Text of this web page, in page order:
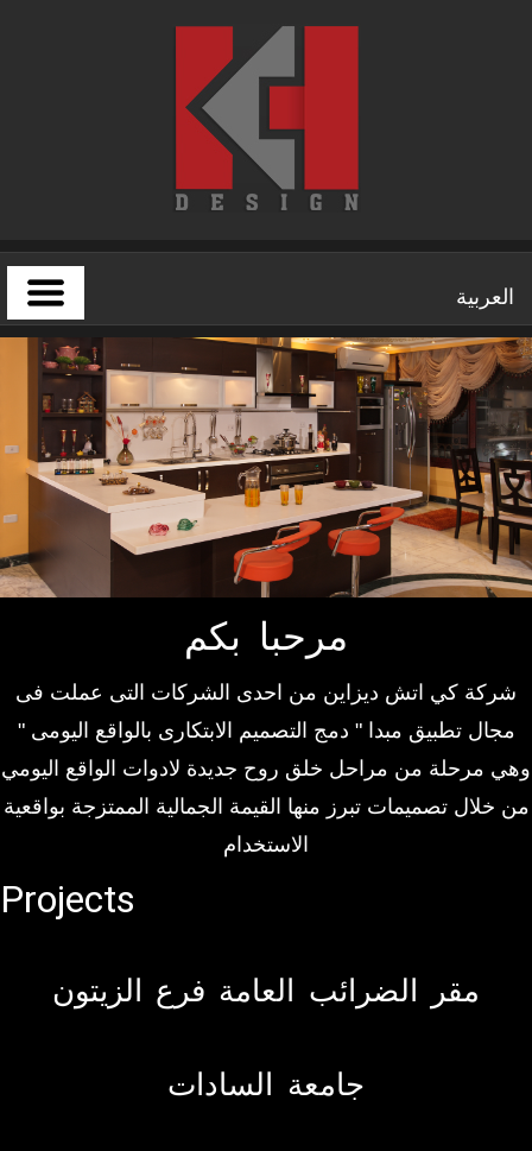
العربية
مرحبا بكم
شركة كي اتش ديزاين من احدى الشركات التى عملت فى
مجال تطبيق مبدا " دمج التصميم الابتكارى بالواقع اليومى "
وهي مرحلة من مراحل خلق روح جديدة لادوات الواقع اليومي
من خلال تصميمات تبرز منها القيمة الجمالية الممتزجة بواقعية
الاستخدام
Projects
مقر الضرائب العامة فرع الزيتون
جامعة السادات